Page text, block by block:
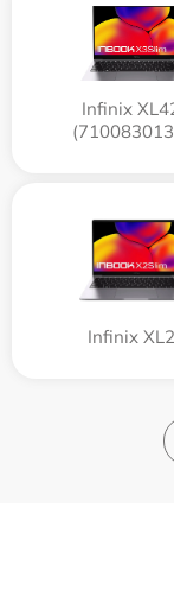
Infinix
Infinix